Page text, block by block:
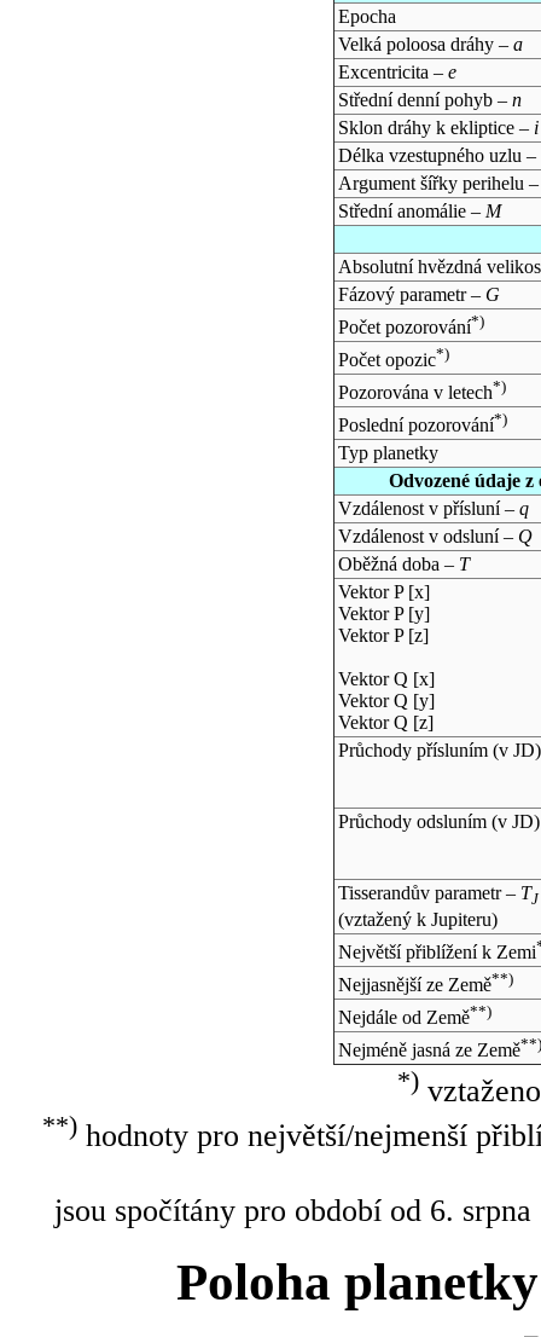
Epocha
Velká poloosa dráhy – a
Excentricita – e
Střední denní pohyb – n
Sklon dráhy k ekliptice – i
Délka vzestupného uzlu –
Argument šířky perihelu
Střední anomálie – M
Absolutní hvězdná
Fázový parametr – G
Počet pozorování*)
Počet opozic*)
Pozorována v letech*)
Poslední pozorování*)
Typ planetky
Odvozené údaje
Vzdálenost v přísluní – q
Vzdálenost v odsluní – Q
Oběžná doba – T
Vektor P [x]
Vektor P [y]
Vektor P [z]
Vektor Q [x]
Vektor Q [y]
Vektor Q [z]
Průchody přísluním (v JD)
Průchody odsluním (v JD)
Tisserandův parametr – TJ
(vztažený k Jupiteru)
Největší přiblížení k Zemi
Nejjasnější ze Země**)
Nejdále od Země**)
Nejméně jasná ze Země**)
*)
**)hodnoty pro největší/nejmenší
jsou spočítány pro období od 6.
Poloha